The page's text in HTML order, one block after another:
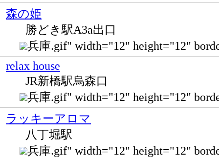
森の姫
勝どき駅A3a出口
兵庫.gif" width="12" height="12"
relax house
JR新橋駅烏森口
兵庫.gif" width="12" height="12"
ラッキーアロマ
八丁堀駅
兵庫.gif" width="12" height="12"